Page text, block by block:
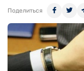
Поделиться